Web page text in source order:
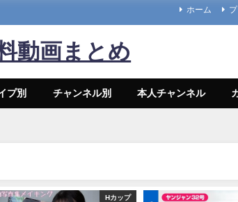
ホーム
動画まとめ
プ別 チャンネル別 本人チャンネル
Hカップ